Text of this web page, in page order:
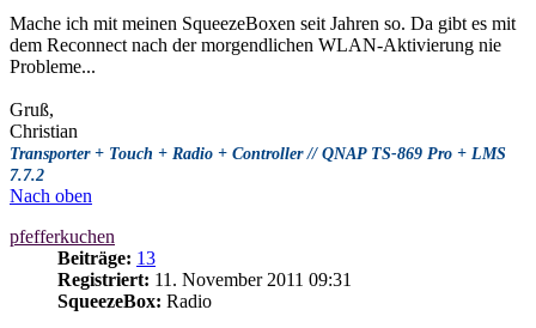
Mache ich mit meinen SqueezeBoxen seit Jahren so. Da gibt es mit
dem Reconnect nach der morgendlichen WLAN-Aktivierung nie
Probleme...
Gruß,
Christian
Transporter + Touch + Radio + Controller // QNAP TS-869 Pro + LMS
7.7.2
Nach oben
pfefferkuchen
Beiträge: 13
Registriert: 11. November 2011 09:31
SqueezeBox: Radio